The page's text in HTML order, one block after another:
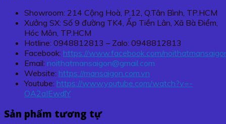
Showroom: 214 Cộng Hoà, P.12, Q.Tân Bình, TP.HCM
Xưởng SX: Số 9 đường TK4, Ấp Tiền Lân, Xã Bà Điểm,
Hóc Môn, TP.HCM
Hotline: 0948812813 – Zalo: 0948812813
Facebook: https://www.facebook.com/
Email: noithatmansaigon@gmail.com
Website: https://mansaigon.com.vn
Youtube: https://www.youtube.com/watch?v=-
OA2aIEwdlY
Sản phẩm tương tự